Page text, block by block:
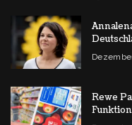
Rewe